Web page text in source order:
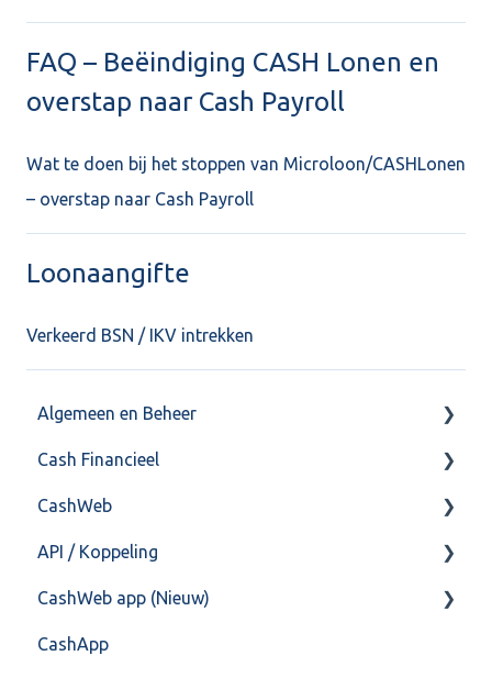
FAQ – Beëindiging CASH Lonen en
overstap naar Cash Payroll
Wat te doen bij het stoppen van Microloon/CASHLonen
– overstap naar Cash Payroll
Loonaangifte
Verkeerd BSN / IKV intrekken
Algemeen en Beheer
Bank(koppeling)
Import/Export
Postbus
Training & Consultancy
Overig
Cash Financieel
Boekhoud
Fiscaal
Overig
CashWeb
CashHero Layout
Mailen vanuit CASHWeb
Algemeen gebruik
API / Koppeling
Algemeen
Api 3.0 (SOAP API)
CashWeb app (Nieuw)
Veel gestelde vragen
CashApp